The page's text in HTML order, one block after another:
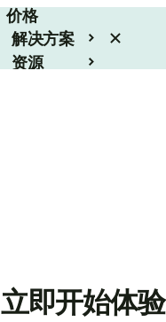
价格
解决方案
资源
立即开始体验